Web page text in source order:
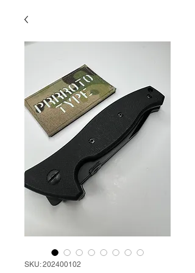
SKU: 202400102